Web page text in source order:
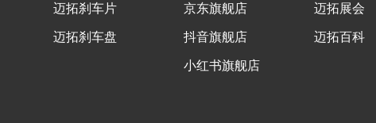
迈拓刹车片
迈拓刹车盘
京东旗舰店
抖音旗舰店
小红书旗舰店
迈拓展会
迈拓百科